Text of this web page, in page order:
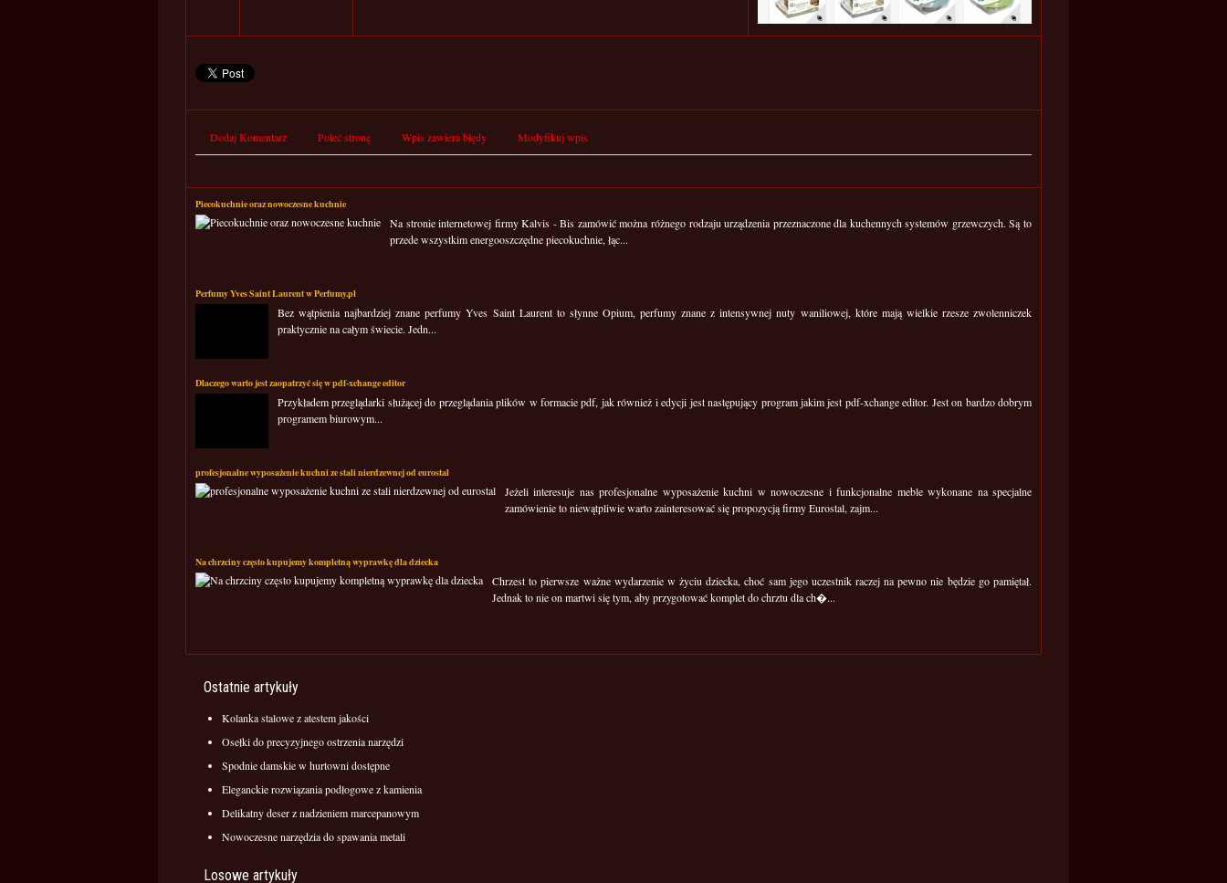
Dodaj Komentarz Poleć stronę Wpis zawiera błędy Modyfikuj wpis
Piecokuchnie oraz nowoczesne kuchnie
Na stronie internetowej firmy Kalvis - Bis zamówić można różnego rodzaju urządzenia przeznaczone dla kuchennych systemów grzewczych. Są to
przede wszystkim energooszczędne piecokuchnie, łąc...
Perfumy Yves Saint Laurent w Perfumy.pl
Bez wątpienia najbardziej znane perfumy Yves Saint Laurent to słynne Opium, perfumy znane z intensywnej nuty waniliowej, które mają wielkie rzesze zwolenniczek
praktycznie na całym świecie. Jedn...
Dlaczego warto jest zaopatrzyć się w pdf-xchange editor
Przykładem przeglądarki służącej do przeglądania plików w formacie pdf, jak również i edycji jest następujący program jakim jest pdf-xchange editor. Jest on bardzo dobrym
programem biurowym...
profesjonalne wyposażenie kuchni ze stali nierdzewnej od eurostal
Jeżeli interesuje nas profesjonalne wyposażenie kuchni w nowoczesne i funkcjonalne meble wykonane na specjalne
zamówienie to niewątpliwie warto zainteresować się propozycją firmy Eurostal, zajm...
Na chrzciny często kupujemy kompletną wyprawkę dla dziecka
Chrzest to pierwsze ważne wydarzenie w życiu dziecka, choć sam jego uczestnik raczej na pewno nie będzie go pamiętał.
Jednak to nie on martwi się tym, aby przygotować komplet do chrztu dla ch�...
Ostatnie artykuły
Kolanka stalowe z atestem jakości
Osełki do precyzyjnego ostrzenia narzędzi
Spodnie damskie w hurtowni dostępne
Eleganckie rozwiązania podłogowe z kamienia
Delikatny deser z nadzieniem marcepanowym
Nowoczesne narzędzia do spawania metali
Losowe artykuły